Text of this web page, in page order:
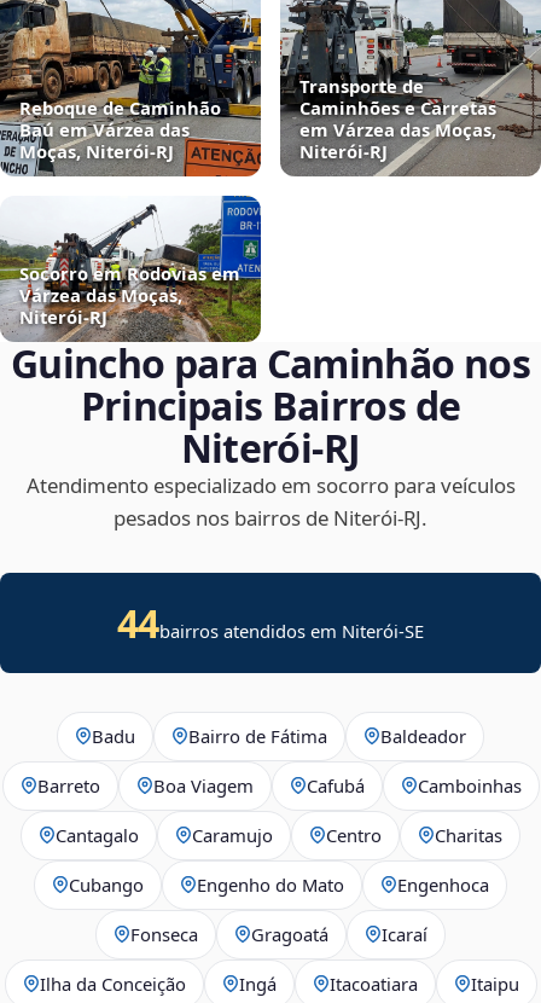
Reboque de Caminhão
Baú em Várzea das
Moças, Niterói‑RJ
Transporte de
Caminhões e Carretas
em Várzea das Moças,
Niterói‑RJ
Socorro em Rodovias em
Várzea das Moças,
Niterói‑RJ
Guincho para Caminhão nos
Principais Bairros de
Niterói‑RJ
Atendimento especializado em socorro para veículos
pesados nos bairros de Niterói‑RJ.
44bairros atendidos em Niterói-SE
Badu Bairro de Fátima Baldeador
Barreto Boa Viagem Cafubá Camboinhas
Cantagalo Caramujo Centro Charitas
Cubango Engenho do Mato Engenhoca
Fonseca Gragoatá Icaraí
Ilha da Conceição Ingá Itacoatiara Itaipu